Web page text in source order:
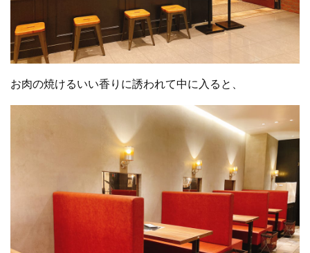
お肉の焼けるいい香りに誘われて中に入ると、